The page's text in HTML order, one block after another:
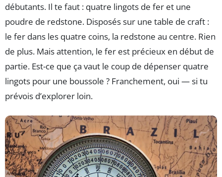
débutants. Il te faut : quatre lingots de fer et une
poudre de redstone. Disposés sur une table de craft :
le fer dans les quatre coins, la redstone au centre. Rien
de plus. Mais attention, le fer est précieux en début de
partie. Est-ce que ça vaut le coup de dépenser quatre
lingots pour une boussole ? Franchement, oui — si tu
prévois d’explorer loin.